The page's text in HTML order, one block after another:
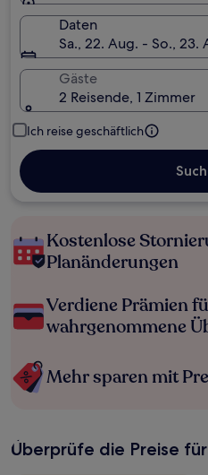
Daten
Sa., 22. Aug. - So., 23.
Gäste
2 Reisende, 1 Zimmer
Ich reise geschäftlich
Kostenlose
Planänderungen
Verdiene Prämien
wahrgenommene
Mehr sparen mit
Überprüfe die Preise